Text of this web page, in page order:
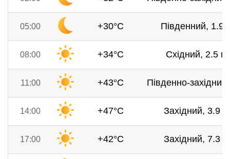
05:00 +30°C Південний, 1.9
08:00 +34°C Східний, 2.5
11:00 +43°C Південно-
14:00 +47°C Західний, 3.9
17:00 +42°C Західний, 7.3